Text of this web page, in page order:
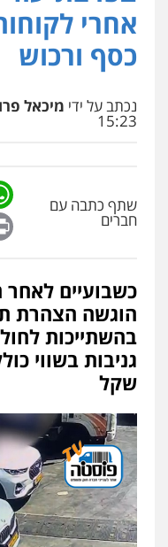
פלילי
פלילי
קטינים
עו"ד
משפט
וחקירות
משרד
פלילי
פלילי
משרד
פלילי
אחרי
כסף ורכוש
נכתב על ידי מיכאל
15:23
שתף כתבה עם
חברים
כשבועיים
הוגשה הצהרת
בהשתייכות
גניבות בשווי
שקל